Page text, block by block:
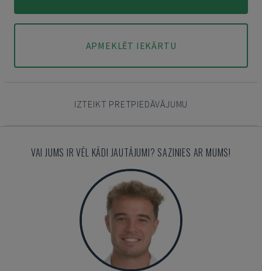
APMEKLĒT IEKĀRTU
IZTEIKT PRETPIEDĀVĀJUMU
VAI JUMS IR VĒL KĀDI JAUTĀJUMI? SAZINIES AR MUMS!